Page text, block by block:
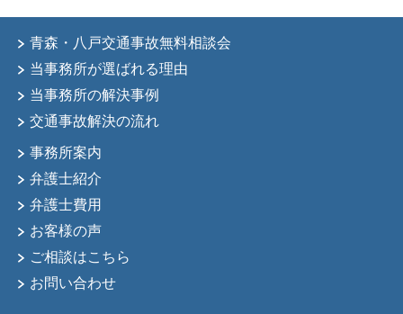
青森・八戸交通事故無料相談会
当事務所が選ばれる理由
当事務所の解決事例
交通事故解決の流れ
事務所案内
弁護士紹介
弁護士費用
お客様の声
ご相談はこちら
お問い合わせ